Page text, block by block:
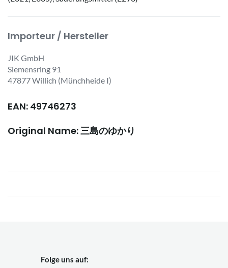
Importeur / Hersteller
JIK GmbH
Siemensring 91
47877 Willich (Münchheide I)
EAN: 49746273
Original Name: 三島のゆかり
Folge uns auf: